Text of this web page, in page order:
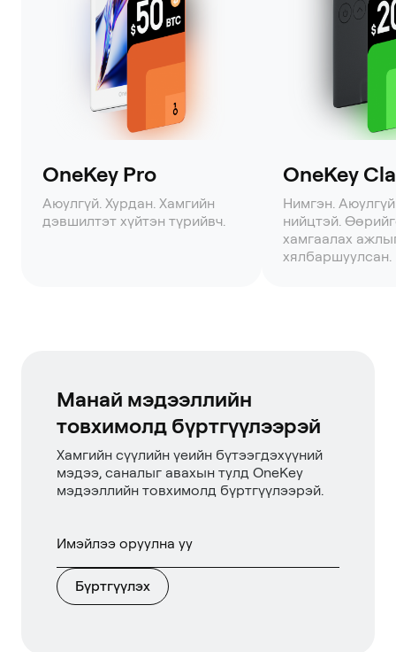
OneKey Pro
Аюулгүй. Хурдан. Хамгийн
дэвшилтэт хүйтэн түрийвч.
OneKey
Нимгэн.
нийцтэй.
хамгаалах
хялбаршуулсан.
Манай мэдээллийн
товхимолд бүртгүүлээрэй
Хамгийн сүүлийн үеийн бүтээгдэхүүний
мэдээ, саналыг авахын тулд OneKey
мэдээллийн товхимолд бүртгүүлээрэй.
Бүртгүүлэх